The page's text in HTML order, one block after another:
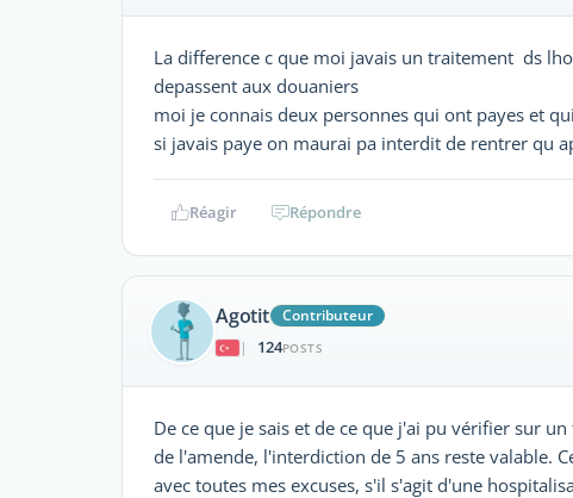
La difference c que moi javais un traitement ds
depassent aux douaniers
moi je connais deux personnes qui ont payes et
si javais paye on maurai pa interdit de rentrer qu
Réagir Répondre
Agotit
Contributeur
|
124POSTS
De ce que je sais et de ce que j'ai pu vérifier sur
de l'amende, l'interdiction de 5 ans reste valable.
avec toutes mes excuses, s'il s'agit d'une